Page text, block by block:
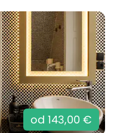
od 143,00 €